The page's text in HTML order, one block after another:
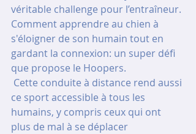
véritable challenge pour l’entraîneur.
Comment apprendre au chien à
s'éloigner de son humain tout en
gardant la connexion: un super défi
que propose le Hoopers.
ce sport accessible à tous les
humains, y compris ceux qui ont
plus de mal à se déplacer